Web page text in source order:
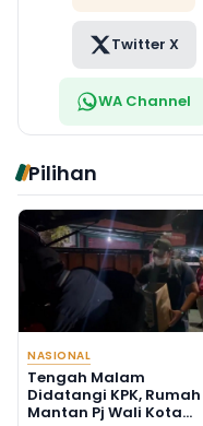
Twitter X
WA Channel
Pilihan
NASIONAL
Tengah Malam
Didatangi KPK, Rumah
Mantan Pj Wali Kota